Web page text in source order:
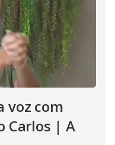
voz com
Carlos | A